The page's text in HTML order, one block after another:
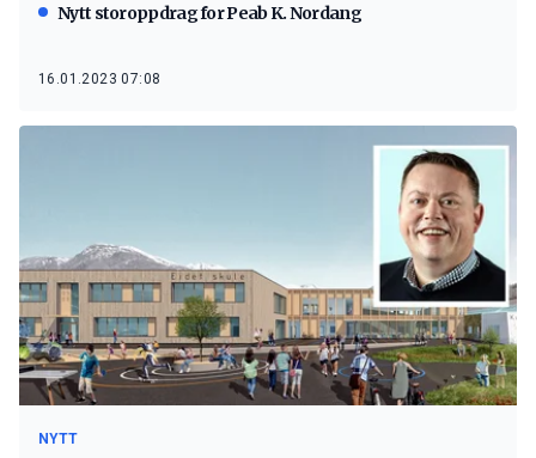
Nytt storoppdrag for Peab K. Nordang
16.01.2023 07:08
NYTT